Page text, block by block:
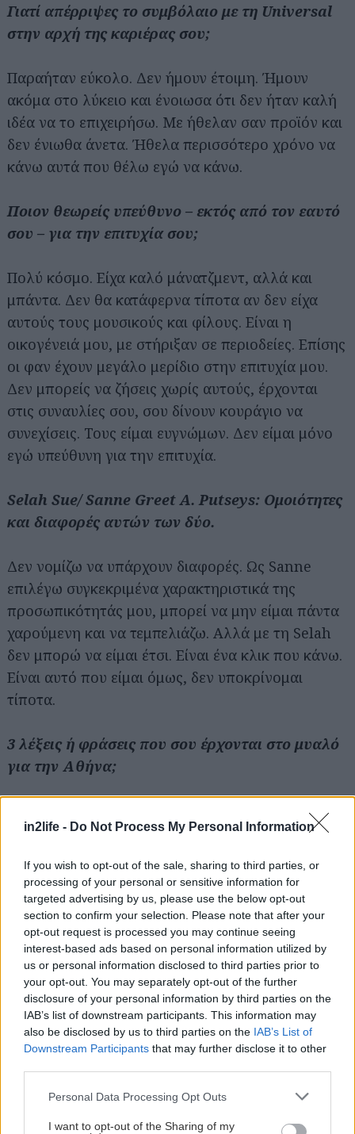
in2life - Do Not Process My Personal Information
If you wish to opt-out of the sale, sharing to third parties, or
processing of your personal or sensitive information for
targeted advertising by us, please use the below opt-out
section to confirm your selection. Please note that after your
opt-out request is processed you may continue seeing
interest-based ads based on personal information utilized by
us or personal information disclosed to third parties prior to
your opt-out. You may separately opt-out of the further
disclosure of your personal information by third parties on the
IAB’s list of downstream participants. This information may
also be disclosed by us to third parties on the IAB’s List of
Downstream Participants that may further disclose it to other
Please note that this website/app uses one or more Google
not limited to your visit or usage behaviour. You may click to
Personal Data Processing Opt Outs
I want to opt-out of the Sharing of my
Γιατί απέρριψες το συμβόλαιο με τη Universal
στην αρχή της καριέρας σου;
Παραήταν εύκολο. Δεν ήμουν έτοιμη. Ήμουν
ακόμα στο λύκειο και ένοιωσα ότι δεν ήταν καλή
ιδέα να το επιχειρήσω. Με ήθελαν σαν προϊόν και
δεν ένιωθα άνετα. Ήθελα περισσότερο χρόνο να
κάνω αυτά που θέλω εγώ να κάνω.
Ποιον θεωρείς υπεύθυνο – εκτός από τον εαυτό
σου – για την επιτυχία σου;
Πολύ κόσμο. Είχα καλό μάνατζμεντ, αλλά και
μπάντα. Δεν θα κατάφερνα τίποτα αν δεν είχα
αυτούς τους μουσικούς και φίλους. Είναι η
οικογένειά μου, με στήριξαν σε περιοδείες. Επίσης
οι φαν έχουν μεγάλο μερίδιο στην επιτυχία μου.
Δεν μπορείς να ζήσεις χωρίς αυτούς, έρχονται
στις συναυλίες σου, σου δίνουν κουράγιο να
συνεχίσεις. Τους είμαι ευγνώμων. Δεν είμαι μόνο
εγώ υπεύθυνη για την επιτυχία.
Selah Sue/ Sanne Greet A. Putseys: Ομοιότητες
και διαφορές αυτών των δύο.
Δεν νομίζω να υπάρχουν διαφορές. Ως Sanne
επιλέγω συγκεκριμένα χαρακτηριστικά της
προσωπικότητάς μου, μπορεί να μην είμαι πάντα
χαρούμενη και να τεμπελιάζω. Aλλά με τη Selah
δεν μπορώ να είμαι έτσι. Είναι ένα κλικ που κάνω.
Είναι αυτό που είμαι όμως, δεν υποκρίνομαι
τίποτα.
3 λέξεις ή φράσεις που σου έρχονται στο μυαλό
για την Αθήνα;
Αρχαία όμορφα κτίρια, μεγάλη ιστορία, και ένα
πανέμορφο μέρος για να ζεις.
Τραγούδια που έχεις συνδέσει με την Ελλάδα;
Δεν έχω κάποιο τραγούδι στο μυαλό μου.
Περισσότερο τη φέτα, τις διακοπές, τον ήλιο…
Κρίμα που τώρα είναι δύσκολα τα πράγματα με
την οικονομία, ελπίζω όλα να πάνε καλά. Ο
χρόνος θα τα φτιάξει όλα πιστεύω.
Τι να περιμένουμε από την εμφάνισή στου στο
Fuzz;
για...